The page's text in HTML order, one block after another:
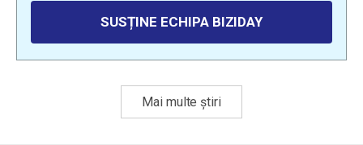
SUSȚINE ECHIPA BIZIDAY
Mai multe știri